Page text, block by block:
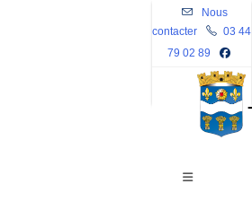
Skip
to
content
Nous
contacter
03 44
79 02 89